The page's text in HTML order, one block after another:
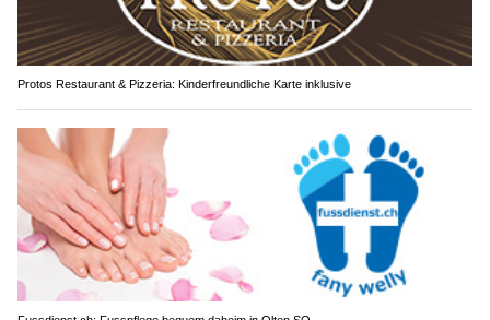
Protos Restaurant & Pizzeria: Kinderfreundliche Karte inklusive